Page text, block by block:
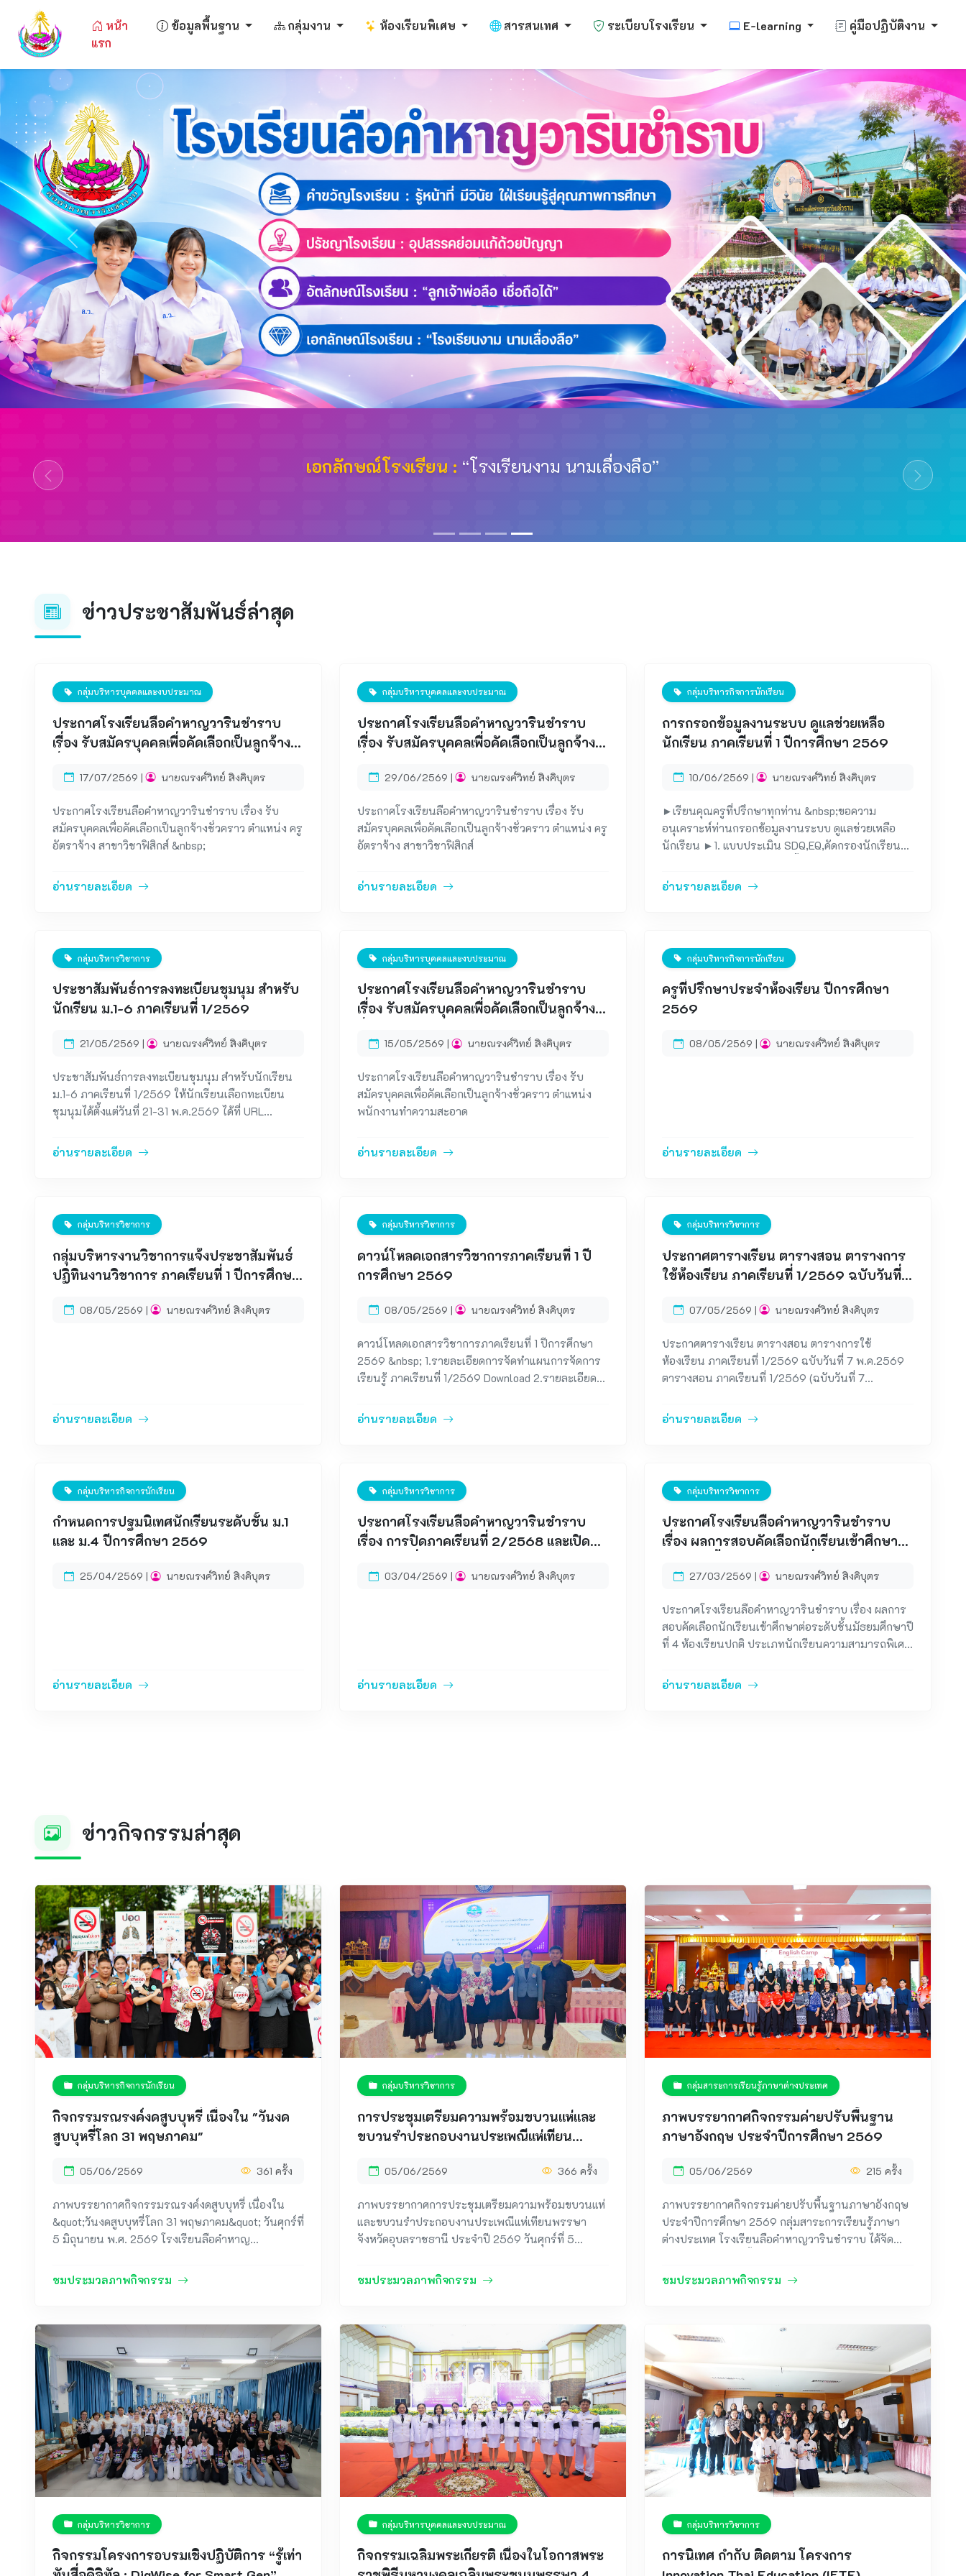
หน้า
แรก
ข้อมูลพื้นฐาน กลุ่มงาน ห้องเรียนพิเศษ สารสนเทศ ระเบียบโรงเรียน E-learning คู่มือปฏิบัติงาน
คำขวัญโรงเรียน :รู้หน้าที่ มีวินัย ใฝ่เรียนรู้สู่คุณภาพการศึกษา
ข่าวประชาสัมพันธ์ล่าสุด
กลุ่มบริหารบุคคลและงบประมาณ
ประกาศโรงเรียนลือคำหาญวารินชำราบ
เรื่อง รับสมัครบุคคลเพื่อคัดเลือกเป็นลูกจ้าง
ฟิสิกส์17/07/2569 | นายณรงค์วิทย์ สิงคิบุตร
ประกาศโรงเรียนลือคำหาญวารินชำราบ เรื่อง รับ
สมัครบุคคลเพื่อคัดเลือกเป็นลูกจ้างชั่วคราว ตำแหน่ง ครู
อัตราจ้าง สาขาวิชาฟิสิกส์ &nbsp;
อ่านรายละเอียด
กลุ่มบริหารบุคคลและงบประมาณ
ประกาศโรงเรียนลือคำหาญวารินชำราบ
เรื่อง รับสมัครบุคคลเพื่อคัดเลือกเป็นลูกจ้าง
ฟิสิกส์29/06/2569 | นายณรงค์วิทย์ สิงคิบุตร
ประกาศโรงเรียนลือคำหาญวารินชำราบ เรื่อง รับ
สมัครบุคคลเพื่อคัดเลือกเป็นลูกจ้างชั่วคราว ตำแหน่ง ครู
อัตราจ้าง สาขาวิชาฟิสิกส์
อ่านรายละเอียด
กลุ่มบริหารกิจการนักเรียน
การกรอกข้อมูลงานระบบ ดูแลช่วยเหลือ
นักเรียน ภาคเรียนที่ 1 ปีการศึกษา 2569
10/06/2569 | นายณรงค์วิทย์ สิงคิบุตร
►เรียนคุณครูที่ปรึกษาทุกท่าน &nbsp;ขอความ
อนุเคราะห์ท่านกรอกข้อมูลงานระบบ ดูแลช่วยเหลือ
นักเรียน ►1. แบบประเมิน SDQ,EQ,คัดกรองนักเรียนใน
2569 เป็นต้นไป) ► 2. เยี่ยมบ้าน และบันทึกข้อมูลการ
ระบบดูแลช่วยเหลือนักเรียน LW Student Care 360
&nbsp;โรงเรียนลือคำหาญวารินชำราบ
&nbsp;https://script.google.com/a/macros/lukha
mhan.ac.th/s/AKfycbyItkTKNIsa9ZY2DSqDjZRrxM
iIDAEtijn4HMCHaXSXPPtqW6m8by0NqlIfsV7qiPp
G3Q/exec ดำเนินการให้เสร็จสิ้นภายในวันที่ 15
กรกฎาคม 2569 หากท่านมีข้อสงสัยหรือพบปัญหาการ
อ่านรายละเอียด
กลุ่มบริหารวิชาการ
ประชาสัมพันธ์การลงทะเบียนชุมนุม สำหรับ
นักเรียน ม.1-6 ภาคเรียนที่ 1/2569
21/05/2569 | นายณรงค์วิทย์ สิงคิบุตร
ประชาสัมพันธ์การลงทะเบียนชุมนุม สำหรับนักเรียน
ม.1-6 ภาคเรียนที่ 1/2569 ให้นักเรียนเลือกทะเบียน
ชุมนุมได้ตั้งแต่วันที่ 21-31 พ.ค.2569 ได้ที่ URL
mhan.ac.th/s/AKfycbw5E8l8yumJbh6zdXmeTpTk
อ่านรายละเอียด
กลุ่มบริหารบุคคลและงบประมาณ
ประกาศโรงเรียนลือคำหาญวารินชำราบ
เรื่อง รับสมัครบุคคลเพื่อคัดเลือกเป็นลูกจ้าง
15/05/2569 | นายณรงค์วิทย์ สิงคิบุตร
ประกาศโรงเรียนลือคำหาญวารินชำราบ เรื่อง รับ
สมัครบุคคลเพื่อคัดเลือกเป็นลูกจ้างชั่วคราว ตำแหน่ง
พนักงานทำความสะอาด
อ่านรายละเอียด
กลุ่มบริหารกิจการนักเรียน
ครูที่ปรึกษาประจำห้องเรียน ปีการศึกษา
2569
08/05/2569 | นายณรงค์วิทย์ สิงคิบุตร
อ่านรายละเอียด
กลุ่มบริหารวิชาการ
กลุ่มบริหารงานวิชาการแจ้งประชาสัมพันธ์
ปฏิทินงานวิชาการ ภาคเรียนที่ 1 ปีการศึกษา
08/05/2569 | นายณรงค์วิทย์ สิงคิบุตร
อ่านรายละเอียด
กลุ่มบริหารวิชาการ
ดาวน์โหลดเอกสารวิชาการภาคเรียนที่ 1 ปี
การศึกษา 2569
08/05/2569 | นายณรงค์วิทย์ สิงคิบุตร
ดาวน์โหลดเอกสารวิชาการภาคเรียนที่ 1 ปีการศึกษา
2569 &nbsp; 1.รายละเอียดการจัดทำแผนการจัดการ
เรียนรู้ ภาคเรียนที่ 1/2569 Download 2.รายละเอียด
Download 3.รายละเอียดการจัดทำ PLC ภาคเรียนที่
1/2569 Download
อ่านรายละเอียด
กลุ่มบริหารวิชาการ
ประกาศตารางเรียน ตารางสอน ตารางการ
ใช้ห้องเรียน ภาคเรียนที่ 1/2569 ฉบับวันที่ 7
07/05/2569 | นายณรงค์วิทย์ สิงคิบุตร
ประกาศตารางเรียน ตารางสอน ตารางการใช้
ห้องเรียน ภาคเรียนที่ 1/2569 ฉบับวันที่ 7 พ.ค.2569
ตารางสอน ภาคเรียนที่ 1/2569 (ฉบับวันที่ 7
7 พ.ค.2569) ตารางการใช้ห้องเรียน ภาคเรียนที่
อ่านรายละเอียด
กลุ่มบริหารกิจการนักเรียน
กำหนดการปฐมนิเทศนักเรียนระดับชั้น ม.1
และ ม.4 ปีการศึกษา 2569
25/04/2569 | นายณรงค์วิทย์ สิงคิบุตร
อ่านรายละเอียด
กลุ่มบริหารวิชาการ
ประกาศโรงเรียนลือคำหาญวารินชำราบ
เรื่อง การปิดภาคเรียนที่ 2/2568 และเปิด
ระเบียบกระทรวงศึกษาธิการ ว่าด้วยการเปิด
03/04/2569 | นายณรงค์วิทย์ สิงคิบุตร
อ่านรายละเอียด
กลุ่มบริหารวิชาการ
ประกาศโรงเรียนลือคำหาญวารินชำราบ
เรื่อง ผลการสอบคัดเลือกนักเรียนเข้าศึกษา
ประเภทนักเรียนความสามารถพิเศษ ปีการ
ศึกษา 2569
27/03/2569 | นายณรงค์วิทย์ สิงคิบุตร
ประกาศโรงเรียนลือคำหาญวารินชำราบ เรื่อง ผลการ
สอบคัดเลือกนักเรียนเข้าศึกษาต่อระดับชั้นมัธยมศึกษาปี
ที่ 4 ห้องเรียนปกติ ประเภทนักเรียนความสามารถพิเศษ
อ่านรายละเอียด
ข่าวกิจกรรมล่าสุด
กลุ่มบริหารกิจการนักเรียน
กิจกรรมรณรงค์งดสูบบุหรี่ เนื่องใน "วันงด
สูบบุหรี่โลก 31 พฤษภาคม"
05/06/2569 361 ครั้ง
ภาพบรรยากาศกิจกรรมรณรงค์งดสูบบุหรี่ เนื่องใน
&quot;วันงดสูบบุหรี่โลก 31 พฤษภาคม&quot; วันศุกร์ที่
5 มิถุนายน พ.ศ. 2569 โรงเรียนลือคำหาญ
วันงดสูบบุหรี่โลก 31 พฤษภาคม ณ บริเวณหน้าเสาธง
ทางการศึกษา และนักเรียนเข้าร่วมกิจกรรมอย่างพร้อม
เพรียง การจัดกิจกรรมในครั้งนี้มีวัตถุประสงค์เพื่อสร้าง
ความตระหนักรู้เกี่ยวกับพิษภัยและผลกระทบของการ
สูบบุหรี่ รวมถึงบุหรี่ไฟฟ้า ซึ่งส่งผลเสียต่อสุขภาพของผู้
สูบและผู้ที่อยู่ใกล้เคียง ตลอดจนส่งเสริมให้นักเรียนมี
ความรู้ ความเข้าใจ และมีภูมิคุ้มกันในการป้องกัน
ตนเองจากการเข้าไปเกี่ยวข้องกับผลิตภัณฑ์ยาสูบทุก
ประเภท ภายในกิจกรรมมีการให้ความรู้เกี่ยวกับโทษ
ของบุหรี่และบุหรี่ไฟฟ้า การประชาสัมพันธ์ผ่านป้าย
รณรงค์ การนำเสนอสื่อสร้างสรรค์ และการร่วมแสดง
สัญลักษณ์เชิงรณรงค์ เพื่อแสดงพลังของเยาวชนในการ
ร่วมกันสร้างสังคมปลอดบุหรี่ อันเป็นการปลูกฝังค่านิยม
ที่ดีด้านสุขภาพและคุณภาพชีวิตที่เหมาะสม โรงเรียนลือ
คำหาญวารินชำราบมุ่งมั่นส่งเสริมให้นักเรียนเติบโต
เป็นเยาวชนที่มีสุขภาวะที่ดี มีความรับผิดชอบต่อตนเอง
ชมประมวลภาพกิจกรรม
กลุ่มบริหารวิชาการ
การประชุมเตรียมความพร้อมขบวนแห่และ
ขบวนรำประกอบงานประเพณีแห่เทียน
05/06/2569 366 ครั้ง
ภาพบรรยากาศการประชุมเตรียมความพร้อมขบวนแห่
และขบวนรำประกอบงานประเพณีแห่เทียนพรรษา
จังหวัดอุบลราชธานี ประจำปี 2569 วันศุกร์ที่ 5
นำโดยคณะผู้บริหารและคณะครูผู้รับผิดชอบกิจกรรม
จังหวัดอุบลราชธานี ประจำปี 2569 ณ ห้องประชุม
สำนักงานเทศบาลนครอุบลราชธานี ชั้น 2 สำนักงาน
เทศบาลนครอุบลราชธานี การประชุมครั้งนี้จัดขึ้นเพื่อ
ชี้แจงแนวทางการดำเนินงาน กำหนดรูปแบบการจัด
ขบวนแห่ การจัดระเบียบขบวนรำ การประสานงานด้าน
สถานที่ เส้นทางการเดินขบวน ตลอดจนมาตรการด้าน
ความปลอดภัยและการอำนวยความสะดวกแก่ผู้เข้าร่วม
กิจกรรม เพื่อให้การจัดงานประเพณีแห่เทียนพรรษาซึ่ง
เป็นเอกลักษณ์และมรดกทางวัฒนธรรมอันทรงคุณค่า
ของจังหวัดอุบลราชธานี เป็นไปด้วยความเรียบร้อย
สวยงาม และสมพระเกียรติ ทั้งนี้ โรงเรียนลือคำหาญ
วารินชำราบได้ให้ความสำคัญกับการส่งเสริมให้
นักเรียนได้มีส่วนร่วมในการอนุรักษ์ สืบสาน และเผย
แพร่ศิลปวัฒนธรรมอันดีงามของท้องถิ่น โดยมุ่งหวังให้
นักเรียนได้เรียนรู้จากประสบการณ์จริง เกิดความภาค
ชมประมวลภาพกิจกรรม
กลุ่มสาระการเรียนรู้ภาษาต่างประเทศ
ภาพบรรยากาศกิจกรรมค่ายปรับพื้นฐาน
ภาษาอังกฤษ ประจำปีการศึกษา 2569
05/06/2569 215 ครั้ง
ภาพบรรยากาศกิจกรรมค่ายปรับพื้นฐานภาษาอังกฤษ
ประจำปีการศึกษา 2569 กลุ่มสาระการเรียนรู้ภาษา
ต่างประเทศ โรงเรียนลือคำหาญวารินชำราบ ได้จัด
ศึกษา 2569 สำหรับนักเรียนระดับชั้นมัธยมศึกษาปีที่ 4
ความพร้อมด้านทักษะภาษาอังกฤษให้แก่นักเรียนก่อน
เข้าสู่การเรียนในระดับชั้นมัธยมศึกษาตอนปลาย
กิจกรรมดังกล่าวมุ่งเน้นการพัฒนาทักษะการสื่อสาร
ภาษาอังกฤษทั้งด้านการฟัง การพูด การอ่าน และการ
เขียน ผ่านกิจกรรมการเรียนรู้ที่หลากหลาย สนุกสนาน
และส่งเสริมการมีส่วนร่วมของผู้เรียน โดยมีคณะครู
กลุ่มสาระการเรียนรู้ภาษาต่างประเทศเป็นวิทยากรและ
ผู้อำนวยความสะดวกในการจัดกิจกรรมตลอดทั้งวัน
ภายในค่าย นักเรียนได้ฝึกทักษะการใช้ภาษาอังกฤษใน
สถานการณ์ต่าง ๆ ผ่านกิจกรรมกลุ่ม เกมภาษาอังกฤษ
การตอบคำถาม การฝึกสนทนา และกิจกรรมสร้างความ
สัมพันธ์ระหว่างเพื่อนร่วมชั้น ซึ่งช่วยให้นักเรียนเกิด
ความมั่นใจในการใช้ภาษาอังกฤษมากยิ่งขึ้น พร้อมทั้ง
สร้างเจตคติที่ดีต่อการเรียนรู้ภาษาอังกฤษและการ
ชมประมวลภาพกิจกรรม
กลุ่มบริหารวิชาการ
กิจกรรมโครงการอบรมเชิงปฏิบัติการ “รู้เท่า
กลุ่มบริหารบุคคลและงบประมาณ
กิจกรรมเฉลิมพระเกียรติ เนื่องในโอกาสพระ
กลุ่มบริหารวิชาการ
การนิเทศ กำกับ ติดตาม โครงการ